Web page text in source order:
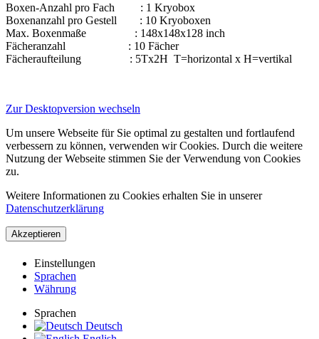
Boxen-Anzahl pro Fach : 1 Kryobox
Boxenanzahl pro Gestell : 10 Kryoboxen
Max. Boxenmaße : 148x148x128 inch
Fächeranzahl : 10 Fächer
Fächeraufteilung : 5Tx2H T=horizontal x H=vertikal
Zur Desktopversion wechseln
Um unsere Webseite für Sie optimal zu gestalten und fortlaufend
verbessern zu können, verwenden wir Cookies. Durch die weitere
Nutzung der Webseite stimmen Sie der Verwendung von Cookies
zu.
Weitere Informationen zu Cookies erhalten Sie in unserer
Datenschutzerklärung
Akzeptieren
Einstellungen
Sprachen
Währung
Sprachen
Deutsch